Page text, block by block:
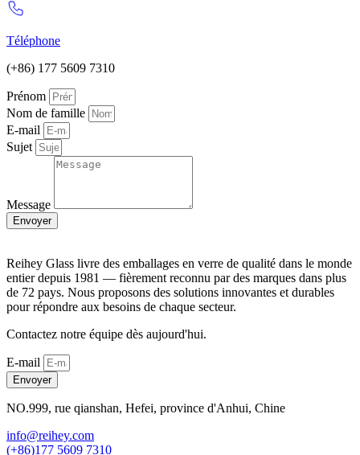
Téléphone
(+86) 177 5609 7310
Prénom
Nom de famille
E-mail
Sujet
Message
Envoyer
Reihey Glass livre des emballages en verre de qualité dans le monde
entier depuis 1981 — fièrement reconnu par des marques dans plus
de 72 pays. Nous proposons des solutions innovantes et durables
pour répondre aux besoins de chaque secteur.
Contactez notre équipe dès aujourd'hui.
E-mail
Envoyer
NO.999, rue qianshan, Hefei, province d'Anhui, Chine
info@reihey.com
(+86)177 5609 7310